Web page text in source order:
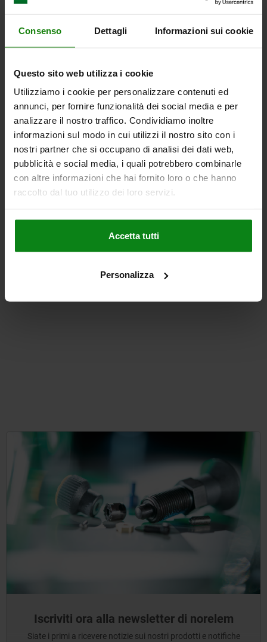
Consenso Dettagli Informazioni sui cookie
Questo sito web utilizza i cookie
Utilizziamo i cookie per personalizzare contenuti ed
annunci, per fornire funzionalità dei social media e per
analizzare il nostro traffico. Condividiamo inoltre
informazioni sul modo in cui utilizzi il nostro sito con i
nostri partner che si occupano di analisi dei dati web,
pubblicità e social media, i quali potrebbero combinarle
con altre informazioni che hai fornito loro o che hanno
raccolto dal tuo utilizzo dei loro servizi.
Accetta tutti
Personalizza
Altri clienti hanno acquistato
04378-50
Iscriviti ora alla newsletter di norelem
Siate i primi a ricevere notizie sui nostri prodotti e notifiche